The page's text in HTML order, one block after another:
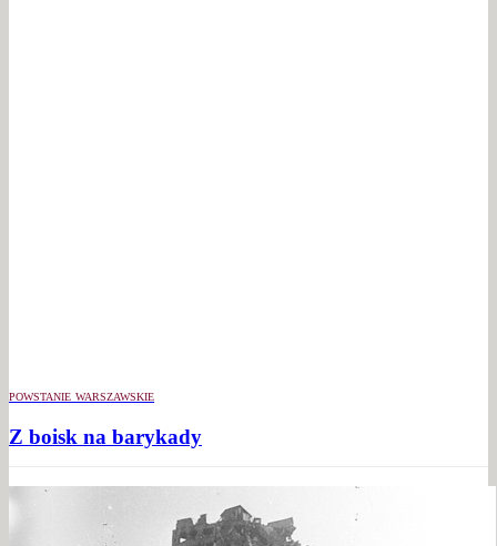
POWSTANIE WARSZAWSKIE
Z boisk na barykady